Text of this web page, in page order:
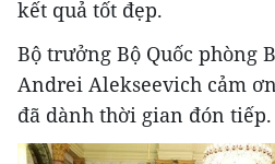
kết quả tốt đẹp.
Bộ trưởng Bộ Quốc phòng
Andrei Alekseevich cảm
đã dành thời gian đón tiếp.